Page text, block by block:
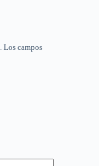
Los campos